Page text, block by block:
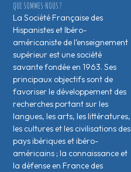
QUI SOMMES-NOUS ?
La Société Française des
Hispanistes et Ibéro-
américaniste de l’enseignement
supérieur est une société
savante fondée en 1963. Ses
principaux objectifs sont de
favoriser le développement des
recherches portant sur les
langues, les arts, les littératures,
les cultures et les civilisations des
pays ibériques et ibéro-
américains ; la connaissance et
la défense en France des